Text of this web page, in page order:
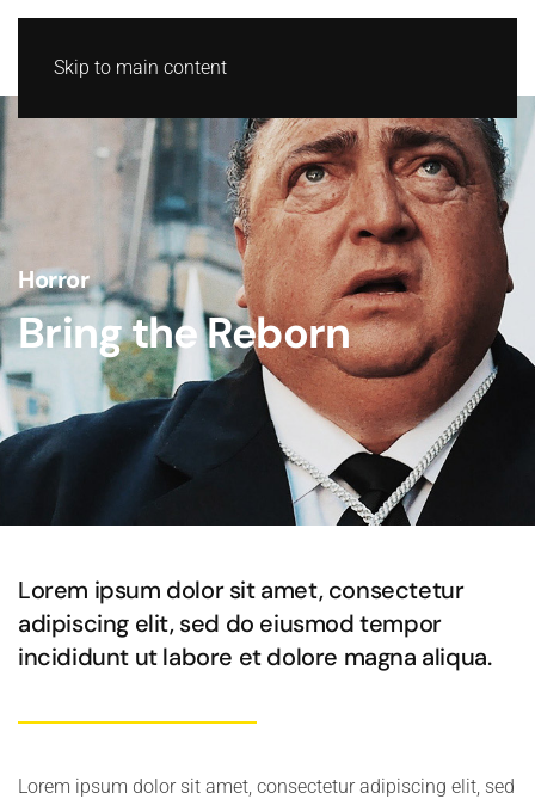
Skip to main content
Horror
Bring the Reborn
Lorem ipsum dolor sit amet, consectetur
adipiscing elit, sed do eiusmod tempor
incididunt ut labore et dolore magna aliqua.
Lorem ipsum dolor sit amet, consectetur adipiscing elit, sed